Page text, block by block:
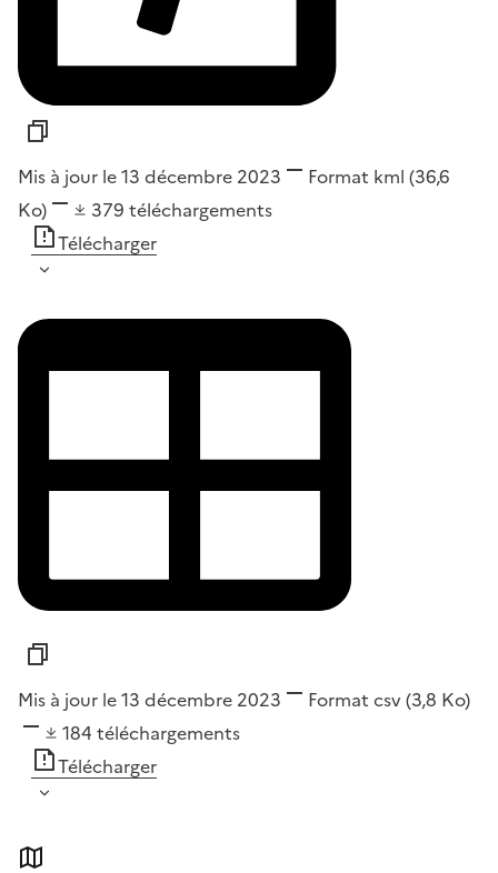
Mis à jour le 13 décembre 2023 Format kml (36,6
Ko)
379 téléchargements
Télécharger
Mis à jour le 13 décembre 2023 Format csv(3,8 Ko)
184 téléchargements
Télécharger